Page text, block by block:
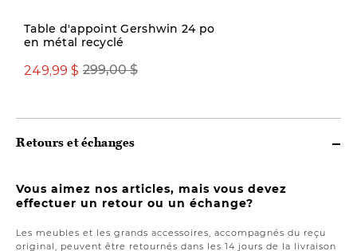
Table d'appoint Gershwin 24 po
en métal recyclé
299,00 $
249,99 $
Retours et échanges
Vous aimez nos articles, mais vous devez
effectuer un retour ou un échange?
Les meubles et les grands accessoires, accompagnés du reçu
original, peuvent être retournés dans les 14 jours de la livraison